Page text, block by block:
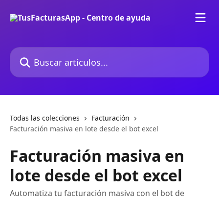
Buscar artículos...
Todas las colecciones
Facturación
Facturación masiva en lote desde el bot excel
Facturación masiva en
lote desde el bot excel
Automatiza tu facturación masiva con el bot de